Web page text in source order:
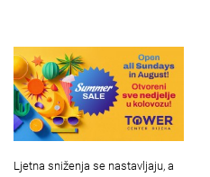
Ljetna sniženja se nastavljaju, a